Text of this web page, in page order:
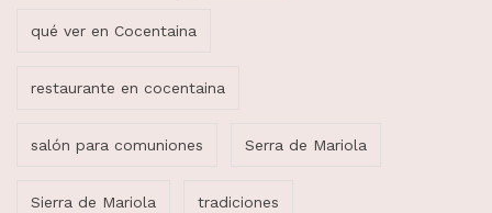
qué ver en Cocentaina
restaurante en cocentaina
salón para comuniones Serra de Mariola
Sierra de Mariola tradiciones